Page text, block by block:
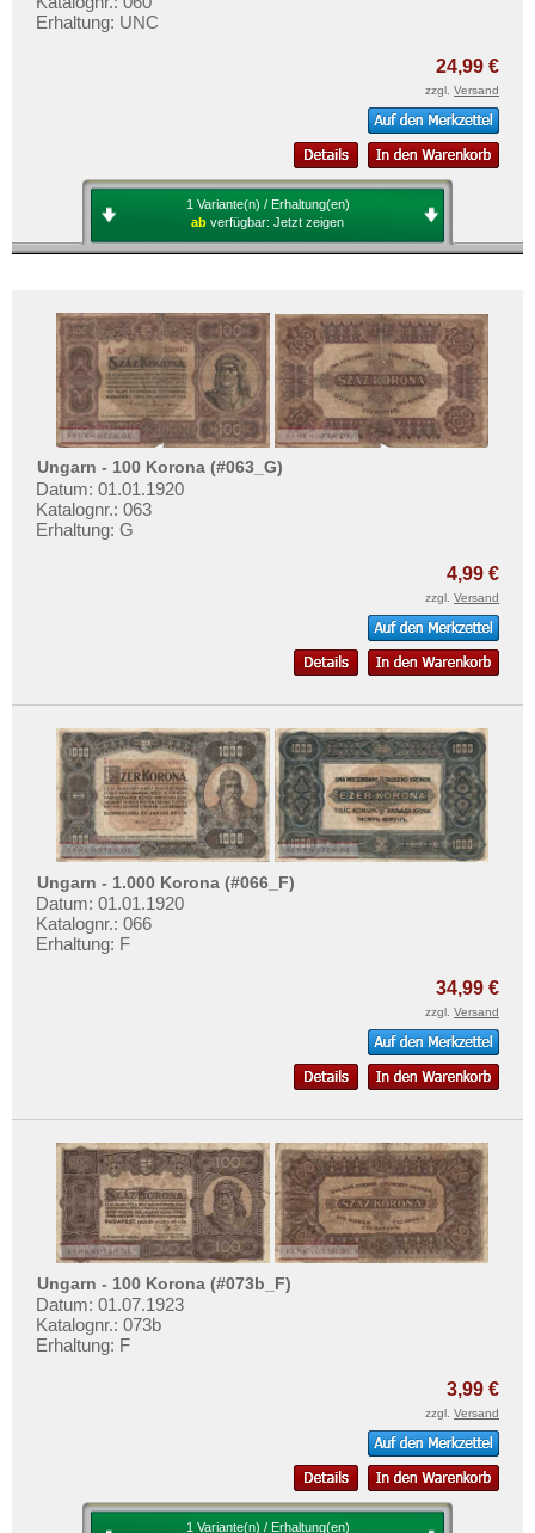
Erhaltung: UNC
24,99 €
zzgl. Versand
1 Variante(n) / Erhaltung(en)
ab verfügbar: Jetzt zeigen
Ungarn - 100 Korona (#063_G)
Datum: 01.01.1920
Katalognr.: 063
Erhaltung: G
4,99 €
zzgl. Versand
Ungarn - 1.000 Korona (#066_F)
Datum: 01.01.1920
Katalognr.: 066
Erhaltung: F
34,99 €
zzgl. Versand
Ungarn - 100 Korona (#073b_F)
Datum: 01.07.1923
Katalognr.: 073b
Erhaltung: F
3,99 €
zzgl. Versand
1 Variante(n) / Erhaltung(en)